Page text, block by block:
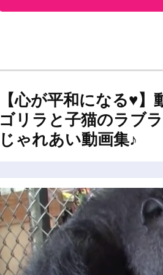
【心が平和になる♥
ゴリラと子猫のラブ
じゃれあい動画集♪